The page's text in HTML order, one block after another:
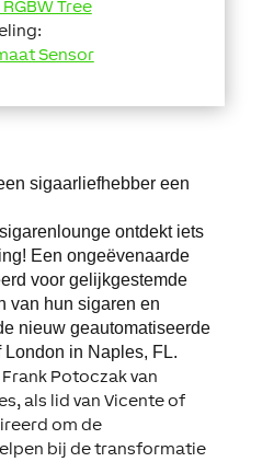
Tree
Sensor
sigaarliefhebber een
ontdekt iets
Een ongeëvenaarde
voor gelijkgestemde
van hun sigaren en
nieuw geautomatiseerde
London in Naples, FL.
Potoczak van
als lid van Vicente of
om de
bij de transformatie